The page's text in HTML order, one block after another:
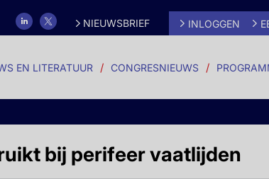
NIEUWSBRIEF INLOGGEN
EN LITERATUUR CONGRESNIEUWS
bij perifeer vaatlijden